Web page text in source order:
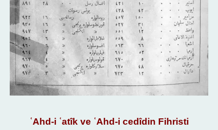
ʿAhd-i ʿatîk ve ʿAhd-i cedîdin Fihristi